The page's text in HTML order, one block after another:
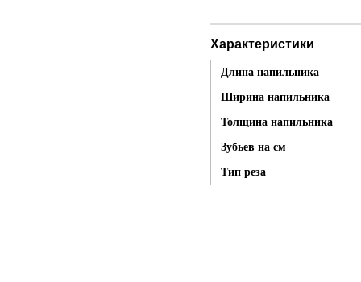
Характеристики
Длина напильника
Ширина напильника
Толщина напильника
Зубьев на см
Тип реза